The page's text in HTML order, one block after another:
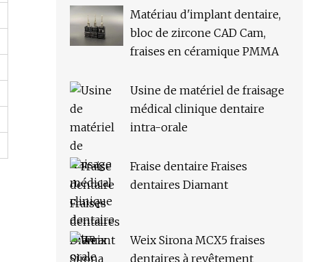
Matériau d'implant dentaire,
bloc de zircone CAD Cam,
fraises en céramique PMMA
Usine de matériel de fraisage
médical clinique dentaire
intra-orale
Fraise dentaire Fraises
dentaires Diamant
Weix Sirona MCX5 fraises
dentaires à revêtement